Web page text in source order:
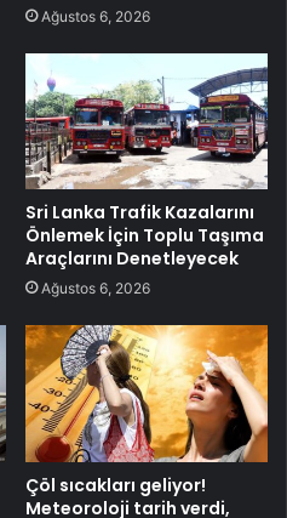
Ağustos 6, 2026
Sri Lanka Trafik Kazalarını
Önlemek İçin Toplu Taşıma
Araçlarını Denetleyecek
Ağustos 6, 2026
Çöl sıcakları geliyor!
Meteoroloji tarih verdi,